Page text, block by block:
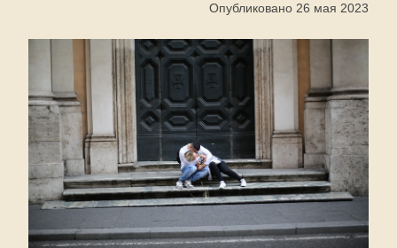
Опубликовано 26 мая 2023